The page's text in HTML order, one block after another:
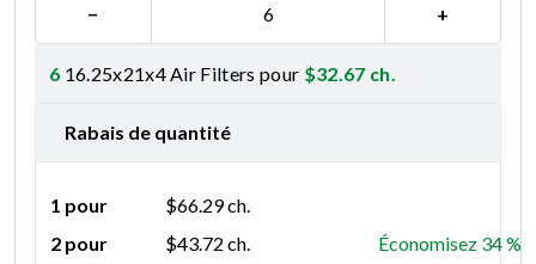
− +
6 16.25x21x4 Air Filters pour $32.67 ch.
Rabais de quantité
1 pour $66.29ch.
2 pour
$43.72 ch.
Économisez 34 %